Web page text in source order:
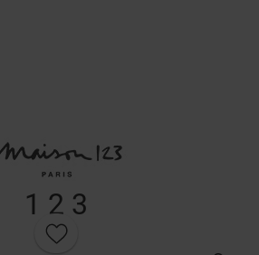
1 2 3